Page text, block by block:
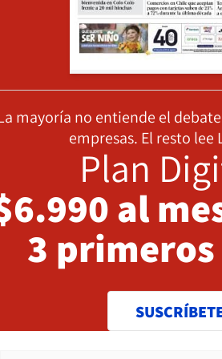
mayoría no entiende el
empresas. El resto lee
Plan
al
3 primeros